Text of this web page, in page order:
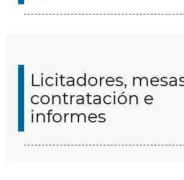
Licitadores,
contratación e
informes